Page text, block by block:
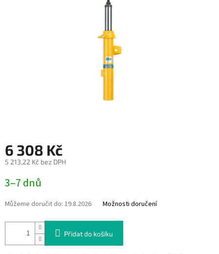
6 308 Kč
5 213,22 Kč bez DPH
cena:
3–7 dnů
Můžeme doručit do: 19.8.2026 Možnosti doručení
Přidat do košíku